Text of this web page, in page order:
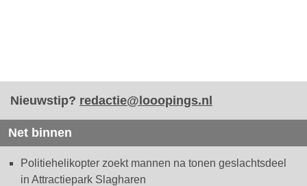
Nieuwstip? redactie@looopings.nl
Net binnen
Politiehelikopter zoekt mannen na tonen geslachtsdeel
in Attractiepark Slagharen